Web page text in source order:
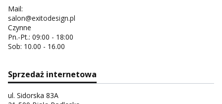
Mail:
salon@exitodesign.pl
Czynne
Pn.-Pt.: 09:00 - 18:00
Sob: 10.00 - 16.00
Sprzedaż internetowa
ul. Sidorska 83A